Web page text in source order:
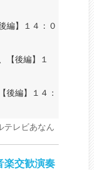
編】１４：０
【後編】１
後編】１４：
テレビあなん
楽交歓演奏